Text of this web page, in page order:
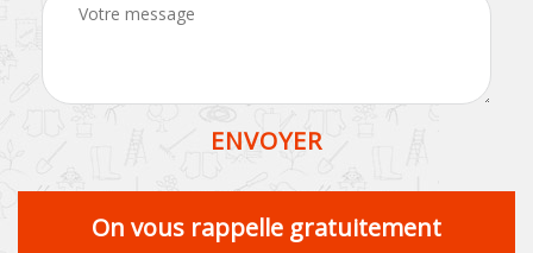
On vous rappelle gratuitement